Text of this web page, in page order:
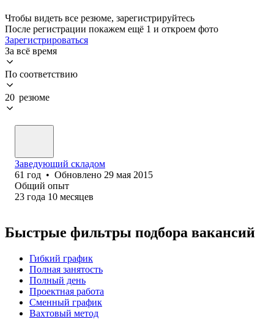
Чтобы видеть все резюме, зарегистрируйтесь
После регистрации покажем ещё 1 и откроем фото
Зарегистрироваться
За всё время
По соответствию
20 резюме
Заведующий складом
61 год • Обновлено 29 мая 2015
Общий опыт
23 года 10 месяцев
Быстрые фильтры подбора вакансий
Гибкий график
Полная занятость
Полный день
Проектная работа
Сменный график
Вахтовый метод